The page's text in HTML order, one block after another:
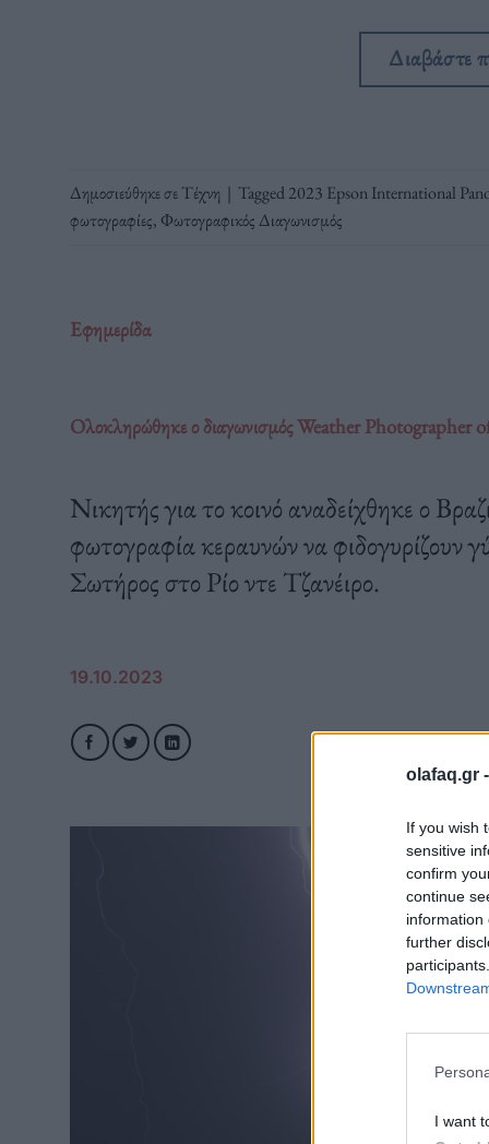
olafaq.gr -
If you wish
sensitive
confirm
continue
information
further
I want
Διαβάστε
Δημοσιεύθηκε σεΤέχνη | Tagged2023 Epson International
φωτογραφίες, Φωτογραφικός Διαγωνισμός
Εφημερίδα
Ολοκληρώθηκε ο διαγωνισμός Weather Photographer of
Νικητής για το κοινό αναδείχθηκε ο
φωτογραφία κεραυνών να φιδογυρίζουν
Σωτήρος στο Ρίο ντε Τζανέιρο.
19.10.2023